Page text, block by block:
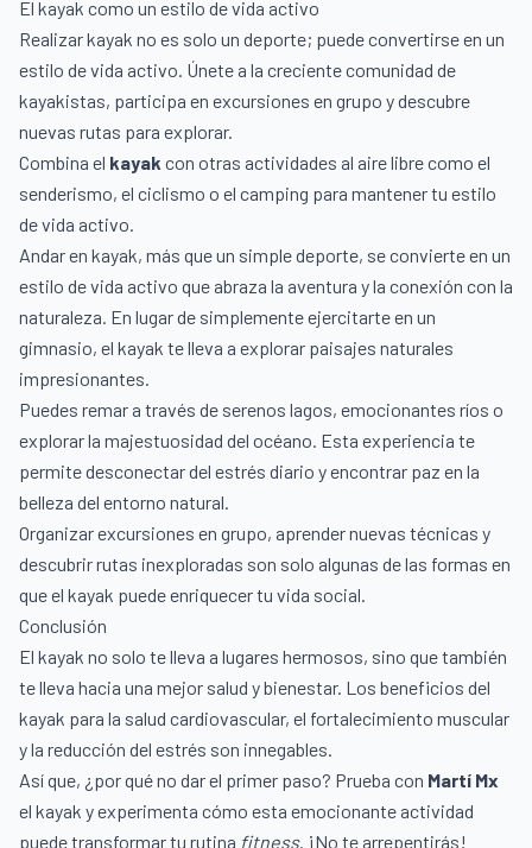
El kayak como un estilo de vida activo
Realizar kayak no es solo un deporte; puede convertirse en un
estilo de vida activo. Únete a la creciente comunidad de
kayakistas, participa en excursiones en grupo y descubre
nuevas rutas para explorar.
Combina el kayak con otras actividades al aire libre como el
senderismo, el ciclismo o el camping para mantener tu estilo
de vida activo.
Andar en kayak, más que un simple deporte, se convierte en un
estilo de vida activo que abraza la aventura y la conexión con la
naturaleza. En lugar de simplemente ejercitarte en un
gimnasio, el kayak te lleva a explorar paisajes naturales
impresionantes.
Puedes remar a través de serenos lagos, emocionantes ríos o
explorar la majestuosidad del océano. Esta experiencia te
permite desconectar del estrés diario y encontrar paz en la
belleza del entorno natural.
Organizar excursiones en grupo, aprender nuevas técnicas y
descubrir rutas inexploradas son solo algunas de las formas en
que el kayak puede enriquecer tu vida social.
Conclusión
El kayak no solo te lleva a lugares hermosos, sino que también
te lleva hacia una mejor salud y bienestar. Los beneficios del
kayak para la salud cardiovascular, el fortalecimiento muscular
y la reducción del estrés son innegables.
Así que, ¿por qué no dar el primer paso? Prueba con Martí Mx
el kayak y experimenta cómo esta emocionante actividad
puede transformar tu rutina fitness. ¡No te arrepentirás!